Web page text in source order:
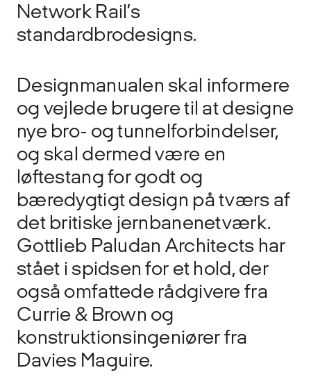
Network Rail’s
standardbrodesigns.
Designmanualen skal informere
og vejlede brugere til at designe
nye bro- og tunnelforbindelser,
og skal dermed være en
løftestang for godt og
bæredygtigt design på tværs af
det britiske jernbanenetværk.
Gottlieb Paludan Architects har
stået i spidsen for et hold, der
også omfattede rådgivere fra
Currie & Brown og
konstruktionsingeniører fra
Davies Maguire.